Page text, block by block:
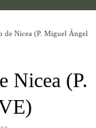
de Nicea (P. Miguel Ángel
Nicea (P.